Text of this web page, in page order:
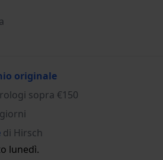
originale
sopra €150
di Hirsch
lunedì.